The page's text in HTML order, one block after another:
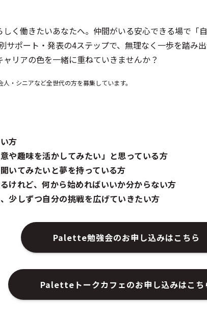
く働きたいあなたへ。仲間がいる安心できる場で「
サポート・発表の4ステップで、無理なく一歩を踏み
リアの色を一緒に重ねていきませんか？
・シニアなど全世代の方を募集しています。
方​
や趣味を活かしてみたい」と思っている方​
いてみたいと夢を持っている方​
けれど、何から始めればいいか分からない方​
少しずつ自分の挑戦を広げていきたい方​
Palette勉強会のお申し込みはこちら
Paletteトークカフェのお申し込みはこち